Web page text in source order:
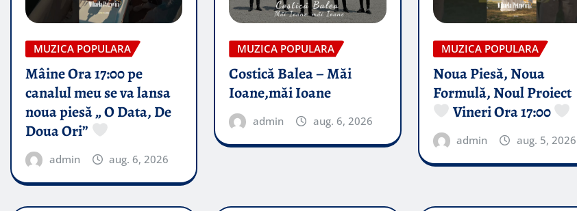
MUZICA POPULARA
Mâine Ora 17:00 pe
canalul meu se va lansa
noua piesă „ O Data, De
Doua Ori”
admin aug. 6, 2026
MUZICA POPULARA
Costică Balea – Măi
Ioane,măi Ioane
admin aug. 6, 2026
MUZICA POPULARA
Noua Piesă, Noua
Formulă, Noul Proiect
Vineri Ora 17:00
admin aug. 5, 2026